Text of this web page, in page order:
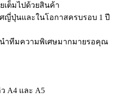
เต็มไปด้วยสินค้า
ญี่ปุ่นและในโอกาสครบรอบ 1 ปี
ำทีมความพิเศษมากมายรอคุณ
A4 และ A5